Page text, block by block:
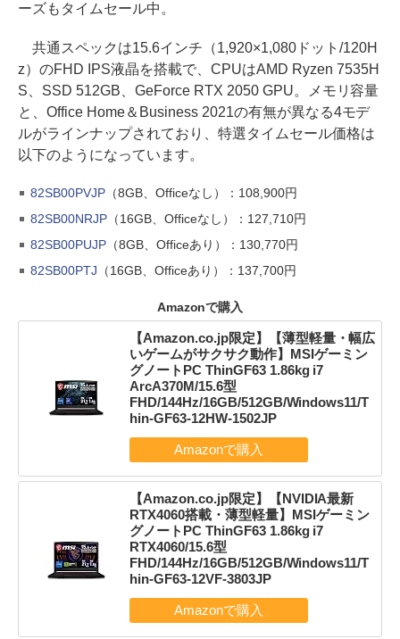
ーズもタイムセール中。
共通スペックは15.6インチ（1,920×1,080ドット/120H
z）のFHD IPS液晶を搭載で、CPUはAMD Ryzen 7535H
S、SSD 512GB、GeForce RTX 2050 GPU。メモリ容量
と、Office Home＆Business 2021の有無が異なる4モデ
ルがラインナップされており、特選タイムセール価格は
以下のようになっています。
82SB00PVJP（8GB、Officeなし）：108,900円
82SB00NRJP（16GB、Officeなし）：127,710円
82SB00PUJP（8GB、Officeあり）：130,770円
82SB00PTJ （16GB、Officeあり）：137,700円
Amazonで購入
【Amazon.co.jp限定】【薄型軽量・幅広
いゲームがサクサク動作】MSIゲーミン
グノートPC ThinGF63 1.86kg i7
ArcA370M/15.6型
FHD/144Hz/16GB/512GB/Windows11/T
hin-GF63-12HW-1502JP
【Amazon.co.jp限定】【NVIDIA最新
RTX4060搭載・薄型軽量】MSIゲーミン
グノートPC ThinGF63 1.86kg i7
RTX4060/15.6型
FHD/144Hz/16GB/512GB/Windows11/T
hin-GF63-12VF-3803JP